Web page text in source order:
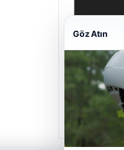
Hastaş Beton
Mayıs 26, 2026
Göz Atın